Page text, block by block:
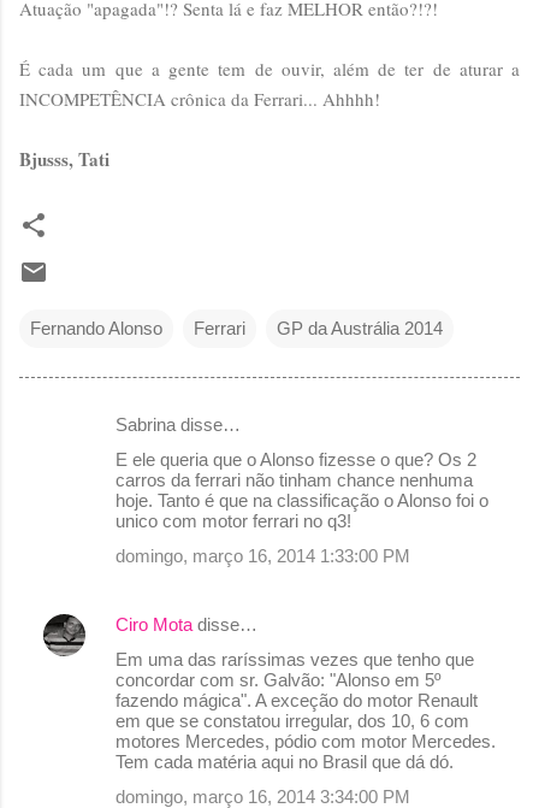
Atuação "apagada"!? Senta lá e faz MELHOR então?!?!
É cada um que a gente tem de ouvir, além de ter de aturar a
INCOMPETÊNCIA crônica da Ferrari... Ahhhh!
Bjusss, Tati
Fernando Alonso Ferrari GP da Austrália 2014
á
Sabrina disse…
E ele queria que o Alonso fizesse o que? Os 2
carros da ferrari não tinham chance nenhuma
hoje. Tanto é que na classificação o Alonso foi o
unico com motor ferrari no q3!
domingo, março 16, 2014 1:33:00 PM
Ciro Mota disse…
Em uma das raríssimas vezes que tenho que
concordar com sr. Galvão: "Alonso em 5º
fazendo mágica". A exceção do motor Renault
em que se constatou irregular, dos 10, 6 com
motores Mercedes, pódio com motor Mercedes.
Tem cada matéria aqui no Brasil que dá dó.
domingo, março 16, 2014 3:34:00 PM